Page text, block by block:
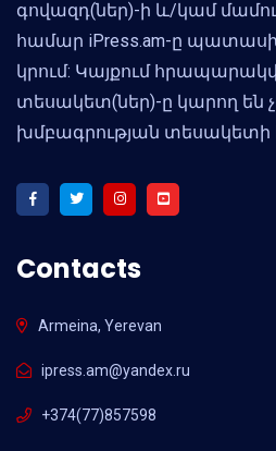
գովազդ(ներ)-ի և/կամ
համար iPress.am-ը
կրում: Կայքում
տեսակետ(ներ)-ը կարող են
խմբագրության տեսակետի
Contacts
Armeina, Yerevan
ipress.am@yandex.ru
+374(77)857598